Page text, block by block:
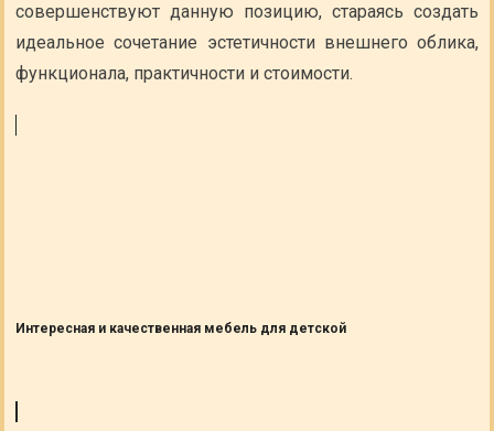
совершенствуют данную позицию, стараясь создать
идеальное сочетание эстетичности внешнего облика,
функционала, практичности и стоимости.
Интересная и качественная мебель для детской